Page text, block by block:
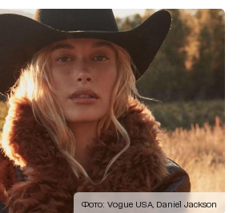
Фото: Vogue USA, Daniel Jackson